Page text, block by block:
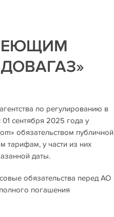
по регулированию в
сентября 2025 года у
обязательством публичной
тарифам, у части из них
даты.
обязательства перед АО
погашения